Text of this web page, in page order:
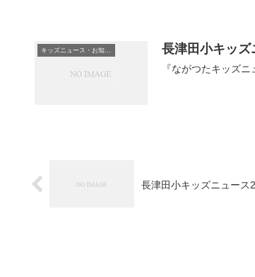
長津田小キッ
『ながつたキッズ
長津田小キッズニュース